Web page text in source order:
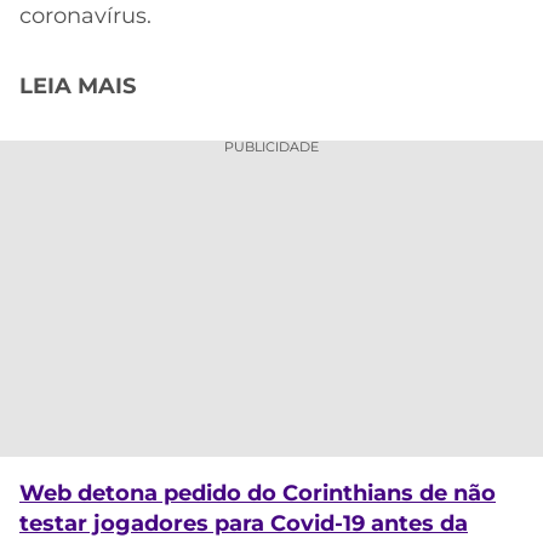
coronavírus.
LEIA MAIS
PUBLICIDADE
Web detona pedido do Corinthians de não
testar jogadores para Covid-19 antes da